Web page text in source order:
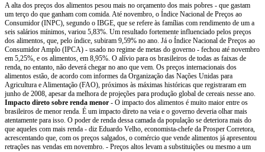
A alta dos preços dos alimentos pesou mais no orçamento dos mais pobres - que gastam
um terço do que ganham com comida. Até novembro, o Índice Nacional de Preços ao
Consumidor (INPC), segundo o IBGE, que se refere às famílias com rendimento de um a
seis salários mínimos, variou 5,83%. Um resultado fortemente influenciado pelos preços
dos alimentos, que, pelo índice, subiram 9,59% no ano. Já o Índice Nacional de Preços ao
Consumidor Amplo (IPCA) - usado no regime de metas do governo - fechou até novembro
em 5,25%, e os alimentos, em 8,95%. O alívio para os brasileiros de todas as faixas de
renda, no entanto, não deverá chegar no ano que vem. Os preços internacionais dos
alimentos estão, de acordo com informes da Organização das Nações Unidas para
Agricultura e Alimentação (FAO), próximos às máximas históricas que registraram em
junho de 2008, apesar da melhora de projeções para produção global de cereais nesse ano.
Impacto direto sobre renda menor - O impacto dos alimentos é muito maior entre os
brasileiros de menor renda. É um impacto direto na veia e o governo deveria olhar mais
atentamente para isso. O poder de renda dessa camada da população se deteriora mais do
que aqueles com mais renda - diz Eduardo Velho, economista-chefe da Prosper Corretora,
acrescentando que, com os preços salgados, o comércio que vende alimentos já apresentou
retrações nas vendas em novembro. - Preços altos levam a substituições ou mesmo a um